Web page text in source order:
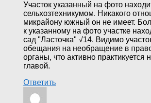
Участок указанный на фото
сельхозтехникумом. Никакого
микрайону южный он не имеет.
к указанному на фото участке
сад "Ласточка" √14. Видимо
обещания на необращение в
органы, что активно
главой.
Ответить